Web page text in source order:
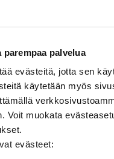
parempaa palvelua
evästeitä, jotta sen
käytetään myös
Voit muokata
evästeet: